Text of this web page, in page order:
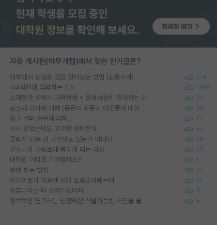
자유 게시판(아무개랩)에서 핫한 인기글은?
외부에서 괜찮은 랩을 알아보는 방법 (장문주의) 274
<대학원에 입학하는 법> 1388
소재분야 석박사 대학원생 + 물박사들이 착각하는 거 72
포스텍 억까에 대해 (동문의 학문적 아웃풋에 대한 반박) 50
AI 탑컨퍼 순위에 대해.. 27
석사 받았는데도 교수랑 연락한다. 43
물박사 되는 건 교수탓도 있는거 아니냐 28
교수님이 슬럼프에 빠지게 되는 과정 40
대학원 어디로 가야할까요? 5
편애 하는 방법 12
이사이트가 처음엔 정말 도움많이됐는데 13
커뮤니티는 다 쓰레기통이지 5
정보보안 연구하는 입장에선 식별가능한 사진을 올리는건 비추이긴함 5